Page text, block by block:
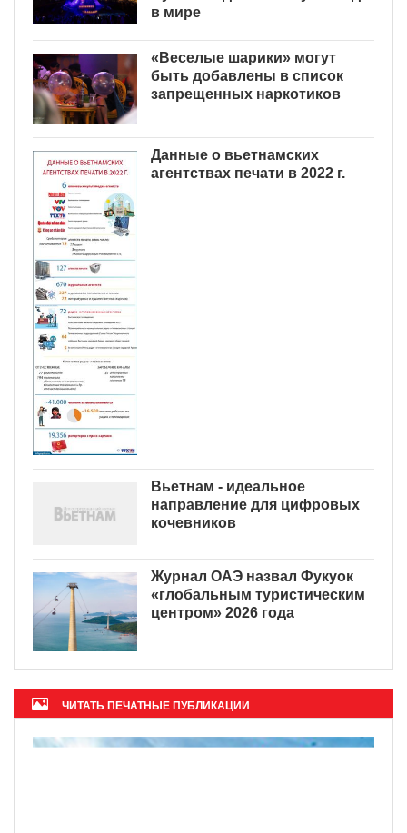
в мире
«Веселые шарики» могут
быть добавлены в список
запрещенных наркотиков
Данные о вьетнамских
агентствах печати в 2022 г.
Вьетнам - идеальное
направление для цифровых
кочевников
Журнал ОАЭ назвал Фукуок
«глобальным туристическим
центром» 2026 года
ЧИТАТЬ ПЕЧАТНЫЕ ПУБЛИКАЦИИ